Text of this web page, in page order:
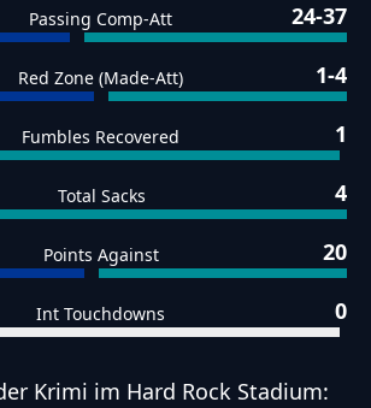
Passing Comp-Att 24-37
Red Zone (Made-Att) 1-4
Fumbles Recovered 1
Total Sacks 4
Points Against 20
Int Touchdowns 0
Krimi im Hard Rock Stadium: